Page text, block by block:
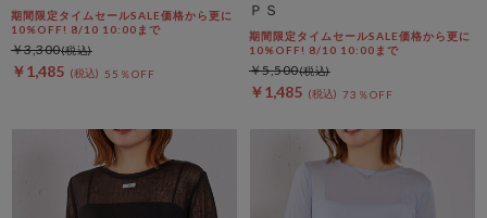
期間限定タイムセールSALE価格から更に
10%OFF! 8/10 10:00まで
￥1,485 55％OFF
￥3,300
ＰＳ
期間限定タイムセールSALE価格から更に
10%OFF! 8/10 10:00まで
￥1,485 73％OFF
￥5,500